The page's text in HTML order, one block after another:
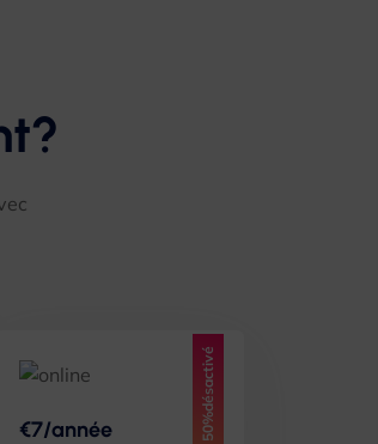
50%désactivé
€7/année